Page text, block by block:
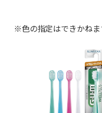
※色の指定はできかねま